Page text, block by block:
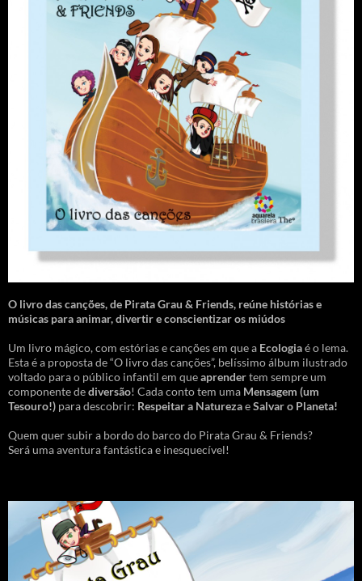
O livro das canções,de Pirata Grau & Friends, reúne histórias e
músicas para animar, divertir e conscientizar os miúdos
Um livro mágico, com estórias e canções em que a Ecologiaé o lema.
Esta é a proposta de “O livro das canções”, belíssimo álbum ilustrado
voltado para o público infantil em queaprendertem sempre um
componente dediversão! Cada conto tem uma Mensagem (um
Tesouro!) para descobrir: Respeitar a NaturezaeSalvar o Planeta!
Quem quer subir a bordo do barco do Pirata Grau & Friends?
Será uma aventura fantástica e inesquecível!